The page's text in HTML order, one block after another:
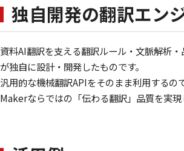
独自開発の翻訳エン
資料AI翻訳を支える翻訳ルール・文脈解析
が独自に設計・開発したものです。
汎用的な機械翻訳APIをそのまま利用する
Makerならではの「伝わる翻訳」品質を実現